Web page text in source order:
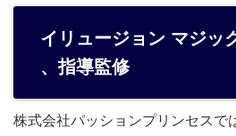
イリュージョン マジッ
、指導監修
株式会社パッションプリンセスで